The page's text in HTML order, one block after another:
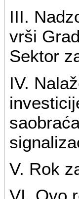
III.
vrši
Sektor
IV.
V. Rok